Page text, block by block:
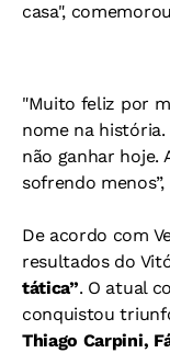
casa",
"Muito feliz por
nome na
não ganhar hoje.
sofrendo
De acordo com
resultados do
tática”. O atual
conquistou
Thiago Carpini,